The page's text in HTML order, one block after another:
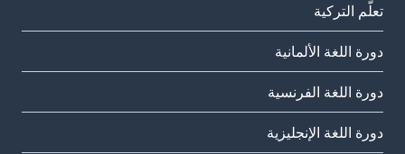
تعلَّم التركية
دورة اللغة الألمانية
دورة اللغة الفرنسية
دورة اللغة الإنجليزية